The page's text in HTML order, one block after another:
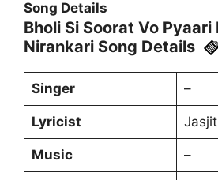
Song Details
Bholi Si Soorat Vo Pyaari
Nirankari Song Details
Singer –
Lyricist
Music –